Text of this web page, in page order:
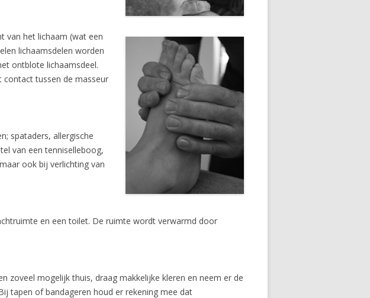
van het lichaam (wat een
lichaamsdelen worden
ontblote lichaamsdeel.
tussen de masseur
spataders, allergische
van een tenniselleboog,
ook bij verlichting van
en een toilet. De ruimte wordt verwarmd door
zoveel mogelijk thuis, draag makkelijke kleren en neem er de
tapen of bandageren houd er rekening mee dat